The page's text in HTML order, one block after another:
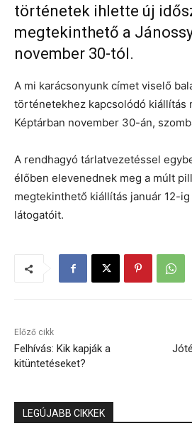
történetek ihlette új
megtekinthető a
november 30-tól.
A mi karácsonyunk címet viselő
történetekhez kapcsolódó kiállítás
Képtárban november 30-án,
A rendhagyó tárlatvezetéssel
élőben elevenednek meg a múlt
megtekinthető kiállítás január 12-ig
látogatóit.
Előző cikk
Felhívás: Kik kapják a
kitüntetéseket?
LEGÚJABB CIKKEK